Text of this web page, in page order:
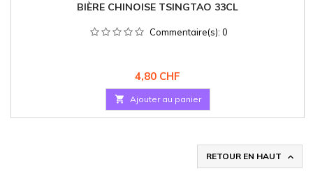
BIÈRE CHINOISE TSINGTAO 33CL
Commentaire(s): 0
Prix
4,80 CHF
 Ajouter au panier
RETOUR EN HAUT 